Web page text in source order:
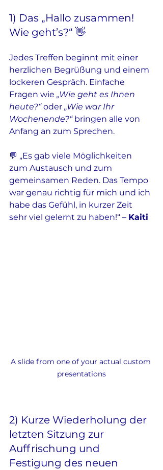
1) Das „Hallo zusammen!
Wie geht’s?“ 👋
Jedes Treffen beginnt mit einer
herzlichen Begrüßung und einem
lockeren Gespräch. Einfache
Fragen wie „Wie geht es Ihnen
heute?“ oder „Wie war Ihr
Wochenende?“ bringen alle von
Anfang an zum Sprechen.
💬 „Es gab viele Möglichkeiten
zum Austausch und zum
gemeinsamen Reden. Das Tempo
war genau richtig für mich und ich
habe das Gefühl, in kurzer Zeit
sehr viel gelernt zu haben!“ – Kaiti
A slide from one of your actual custom
presentations
2) Kurze Wiederholung der
letzten Sitzung zur
Auffrischung und
Festigung des neuen